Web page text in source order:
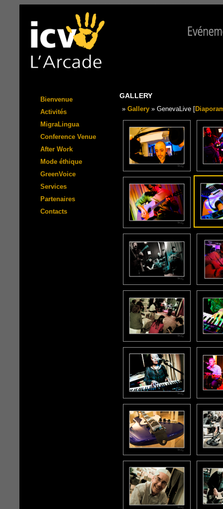
Bienvenue
Activités
MigraLingua
Conference Venue
After Work
Mode éthique
GreenVoice
Services
Partenaires
Contacts
GALLERY
» Gallery » GenevaLive [